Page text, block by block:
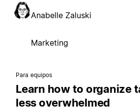
Anabelle Zaluski
Marketing
Para equipos
Learn how to organize
less overwhelmed